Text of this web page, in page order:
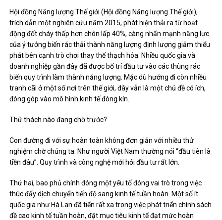
Hội đồng Năng lượng Thế giới (Hội đồng Năng lượng Thế giới),
trích dẫn một nghiên cứu năm 2015, phát hiện thải ra từ hoạt
động đốt cháy thấp hơn chôn lấp 40%, càng nhấn mạnh năng lực
của ý tưởng biến rác thải thành năng lượng định lượng giảm thiểu
phát bên cạnh trò chơi thay thế thạch hóa. Nhiều quốc gia và
doanh nghiệp gần đây đã được bố trí đầu tư vào các thùng rác
biến quy trình làm thành năng lượng. Mặc dù hướng đi còn nhiều
tranh cãi ở một số nơi trên thế giới, đây vẫn là một chủ đề có ích,
đóng góp vào mô hình kinh tế đóng kín.
Thử thách nào đang chờ trước?
Con đường đi với sự hoàn toàn không đơn giản với nhiều thử
nghiệm chờ chúng ta. Như người Việt Nam thường nói “đầu tiên là
tiền đâu”. Quy trình và công nghệ mới hỏi đầu tư rất lớn.
Thứ hai, bao phủ chính đóng một yếu tố đóng vai trò trong việc
thúc đẩy dịch chuyển tiến độ sang kinh tế tuần hoàn. Một số ít
quốc gia như Hà Lan đã tiến rất xa trong việc phát triển chính sách
đề cao kinh tế tuần hoàn, đặt mục tiêu kinh tế đạt mức hoàn